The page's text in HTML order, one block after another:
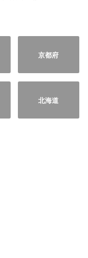
京都府
北海道